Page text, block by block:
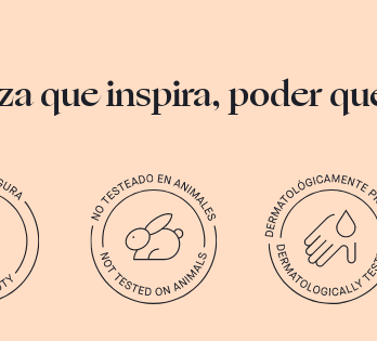
que inspira, poder